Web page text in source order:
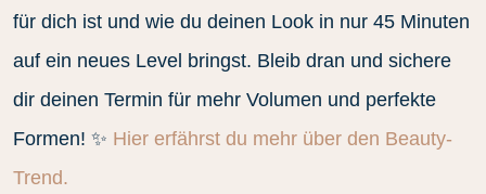
für dich ist und wie du deinen Look in nur 45 Minuten
auf ein neues Level bringst. Bleib dran und sichere
dir deinen Termin für mehr Volumen und perfekte
Formen! ✨ Hier erfährst du mehr über den Beauty-
Trend.